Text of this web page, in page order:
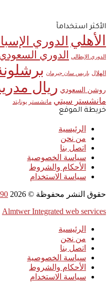
الأكثر استخدامآ
الأهلي الدوري
الدوري الإيطالي الدوري
الهلال باريس سان جيرمان
روشن السعودي ريال
مانشستر سيتي مانشستر يونايتد
خريطة الموقع
الرئيسية
من نحن
اتصل بنا
سياسة الخصوصية
الأحكام والشروط
سياسة الاستخدام
حقوق النشر محفوظة © 2026
Almtwer Integrated web services
الرئيسية
من نحن
اتصل بنا
سياسة الخصوصية
الأحكام والشروط
سياسة الاستخدام